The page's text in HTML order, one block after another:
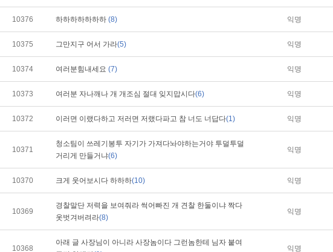
10376 하하하하하하하 (8) 익명
10375 그만지구 어서 가라(5) 익명
10374 여러분힘내세요 (7) 익명
10373 여러분 자나깨나 개 개조심 절대 잊지맙시다(6) 익명
10372 이러면 이랬다하고 저러면 저랬다파고 참 너도 너답다(1) 익명
10371
청소팀이 쓰레기봉투 자기가 가져다놔야하는거야 투덜투덜
거리게 만들거냐(6)
익명
10370 크게 웃어보시다 하하하(10) 익명
10369
경찰말단 저력을 보여줘라 썩어빠진 개 견찰 한둘이냐 짝다
옷벗겨버려라(8)
익명
10368
아래 글 사장님이 아니라 사장놈이다 그런놈한테 님자 붙여
익명